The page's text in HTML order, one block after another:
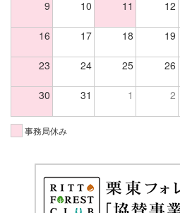
9 10 11 12
16 17 18 19
23 24 25 26
30 31 1 2
事務局休み